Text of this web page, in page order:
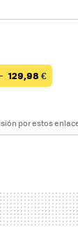
129,98 €
por estos